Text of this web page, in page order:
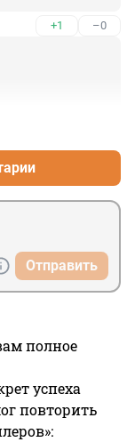
+1 –0
Отправить
полное
успеха
повторить